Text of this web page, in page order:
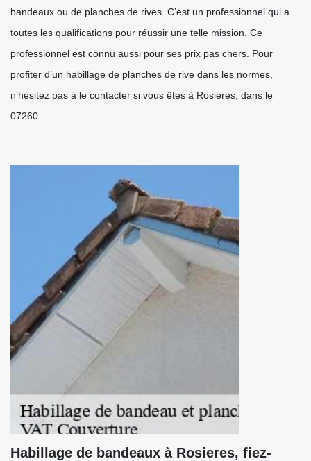
bandeaux ou de planches de rives. C’est un professionnel qui a
toutes les qualifications pour réussir une telle mission. Ce
professionnel est connu aussi pour ses prix pas chers. Pour
profiter d’un habillage de planches de rive dans les normes,
n’hésitez pas à le contacter si vous êtes à Rosieres, dans le
07260.
Habillage de bandeaux à Rosieres, fiez-